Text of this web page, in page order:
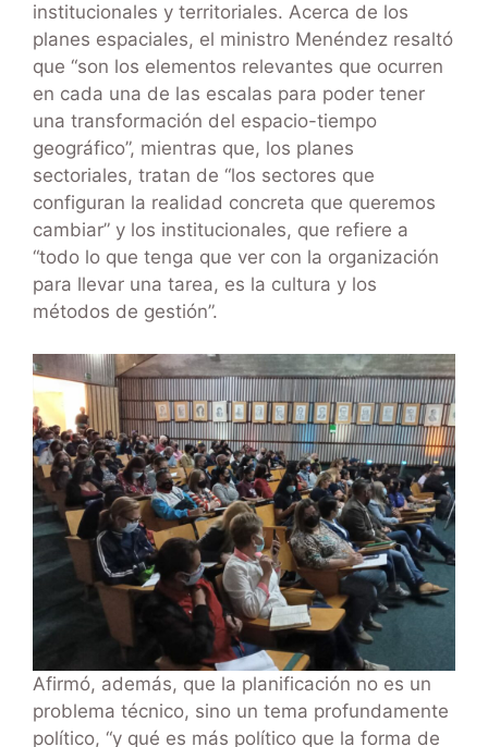
institucionales y territoriales. Acerca de los
planes espaciales, el ministro Menéndez resaltó
que “son los elementos relevantes que ocurren
en cada una de las escalas para poder tener
una transformación del espacio-tiempo
geográfico”, mientras que, los planes
sectoriales, tratan de “los sectores que
configuran la realidad concreta que queremos
cambiar” y los institucionales, que refiere a
“todo lo que tenga que ver con la organización
para llevar una tarea, es la cultura y los
métodos de gestión”.
Afirmó, además, que la planificación no es un
problema técnico, sino un tema profundamente
político, “y qué es más político que la forma de